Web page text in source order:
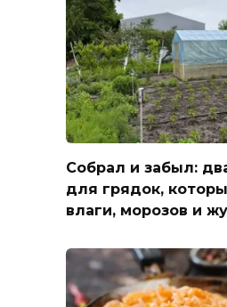
Собрал и забыл:
для грядок,
влаги, морозов и